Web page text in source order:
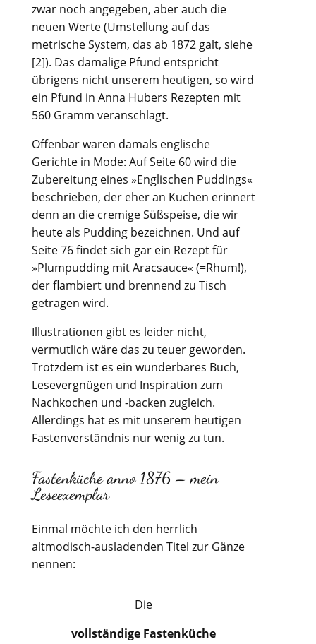
zwar noch angegeben, aber auch die
neuen Werte (Umstellung auf das
metrische System, das ab 1872 galt, siehe
[2]). Das damalige Pfund entspricht
übrigens nicht unserem heutigen, so wird
ein Pfund in Anna Hubers Rezepten mit
560 Gramm veranschlagt.
Offenbar waren damals englische
Gerichte in Mode: Auf Seite 60 wird die
Zubereitung eines »Englischen Puddings«
beschrieben, der eher an Kuchen erinnert
denn an die cremige Süßspeise, die wir
heute als Pudding bezeichnen. Und auf
Seite 76 findet sich gar ein Rezept für
»Plumpudding mit Aracsauce« (=Rhum!),
der flambiert und brennend zu Tisch
getragen wird.
Illustrationen gibt es leider nicht,
vermutlich wäre das zu teuer geworden.
Trotzdem ist es ein wunderbares Buch,
Lesevergnügen und Inspiration zum
Nachkochen und -backen zugleich.
Allerdings hat es mit unserem heutigen
Fastenverständnis nur wenig zu tun.
Fastenküche anno 1876 – mein
Leseexemplar
Einmal möchte ich den herrlich
altmodisch-ausladenden Titel zur Gänze
nennen:
Die
vollständige Fastenküche